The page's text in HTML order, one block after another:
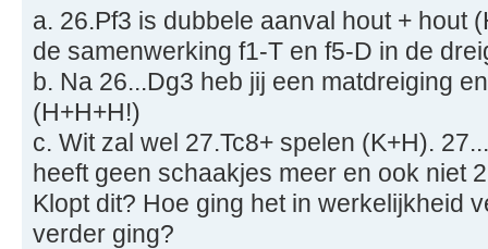
a. 26.Pf3 is dubbele aanval hout + hout
de samenwerking f1-T en f5-D in de
b. Na 26...Dg3 heb jij een matdreiging
(H+H+H!)
c. Wit zal wel 27.Tc8+ spelen (K+H).
heeft geen schaakjes meer en ook niet
Klopt dit? Hoe ging het in werkelijkheid
verder ging?